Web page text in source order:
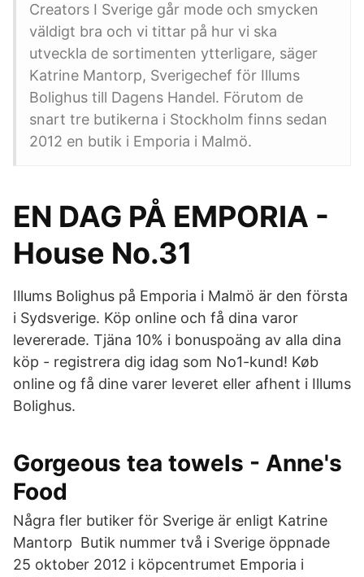
Creators I Sverige går mode och smycken
väldigt bra och vi tittar på hur vi ska
utveckla de sortimenten ytterligare, säger
Katrine Mantorp, Sverigechef för Illums
Bolighus till Dagens Handel. Förutom de
snart tre butikerna i Stockholm finns sedan
2012 en butik i Emporia i Malmö.
EN DAG PÅ EMPORIA -
House No.31
Illums Bolighus på Emporia i Malmö är den första
i Sydsverige. Köp online och få dina varor
levererade. Tjäna 10% i bonuspoäng av alla dina
köp - registrera dig idag som No1-kund! Køb
online og få dine varer leveret eller afhent i Illums
Bolighus.
Gorgeous tea towels - Anne's
Food
Några fler butiker för Sverige är enligt Katrine
Mantorp Butik nummer två i Sverige öppnade
25 oktober 2012 i köpcentrumet Emporia i